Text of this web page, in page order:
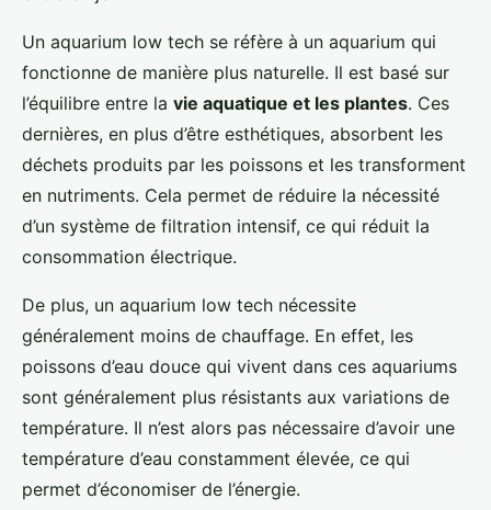
Un aquarium low tech se réfère à un aquarium qui
fonctionne de manière plus naturelle. Il est basé sur
l’équilibre entre la vie aquatique et les plantes. Ces
dernières, en plus d’être esthétiques, absorbent les
déchets produits par les poissons et les transforment
en nutriments. Cela permet de réduire la nécessité
d’un système de filtration intensif, ce qui réduit la
consommation électrique.
De plus, un aquarium low tech nécessite
généralement moins de chauffage. En effet, les
poissons d’eau douce qui vivent dans ces aquariums
sont généralement plus résistants aux variations de
température. Il n’est alors pas nécessaire d’avoir une
température d’eau constamment élevée, ce qui
permet d’économiser de l’énergie.